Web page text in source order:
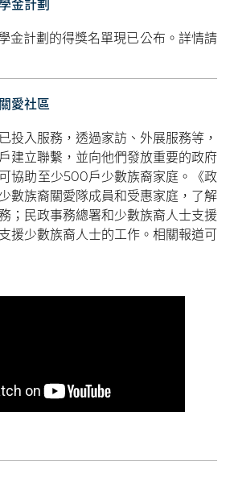
金計劃
金計劃的得獎名單現已公布。詳情請
愛社區
投入服務，透過家訪、外展服務等，
建立聯繫，並向他們發放重要的政府
協助至少500戶少數族裔家庭。《政
數族裔關愛隊成員和受惠家庭，了解
；民政事務總署和少數族裔人士支援
援少數族裔人士的工作。相關報道可